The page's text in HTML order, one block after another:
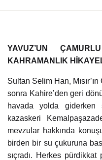
YAVUZ’UN
KAHRAMANLIK
Sultan Selim Han,
sonra Kahire’den geri
havada yolda giderken
kazaskeri
mevzular hakkında
birden bir su çukuruna
sıçradı. Herkes pürdikkat